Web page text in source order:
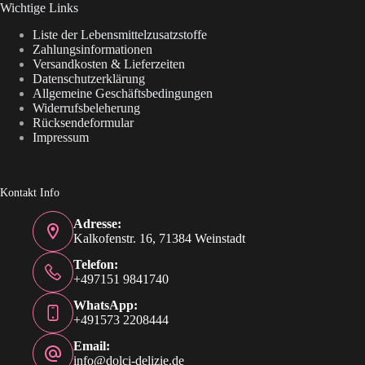
Wichtige Links
Liste der Lebensmittelzusatzstoffe
Zahlungsinformationen
Versandkosten & Lieferzeiten
Datenschutzerklärung
Allgemeine Geschäftsbedingungen
Widerrufsbeleherung
Rücksendeformular
Impressum
Kontakt Info
Adresse:
Kalkofenstr. 16, 71384 Weinstadt
Telefon:
+497151 9841740
WhatsApp:
+491573 2208444
Email:
info@dolci-delizie.de